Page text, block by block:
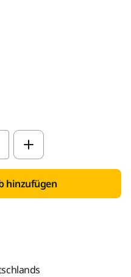
19 %
value
hinzufügen